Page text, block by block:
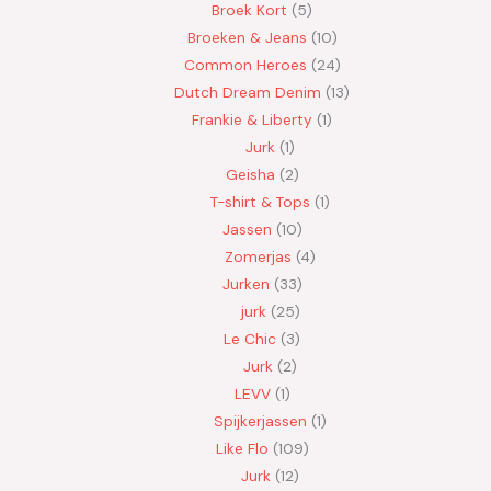
Broek Kort
5
Broeken & Jeans 10
Common Heroes 24
Dutch Dream Denim 13
Frankie & Liberty 1
Jurk 1
Geisha 2
T-shirt & Tops 1
Jassen 10
Zomerjas 4
Jurken 33
jurk 25
Le Chic
3
Jurk
2
LEVV 1
Spijkerjassen 1
Like Flo 109
Jurk 12